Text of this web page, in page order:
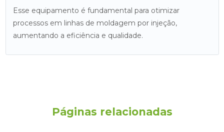
Esse equipamento é fundamental para otimizar
processos em linhas de moldagem por injeção,
aumentando a eficiência e qualidade.
Páginas relacionadas